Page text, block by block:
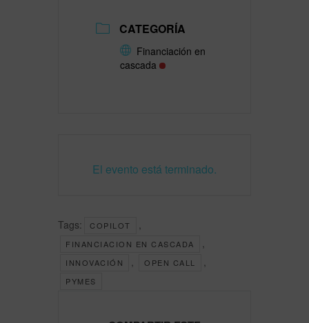
CATEGORÍA
Financiación en
cascada
El evento está terminado.
Tags: COPILOT
FINANCIACION EN CASCADA
INNOVACIÓN OPEN CALL
PYMES